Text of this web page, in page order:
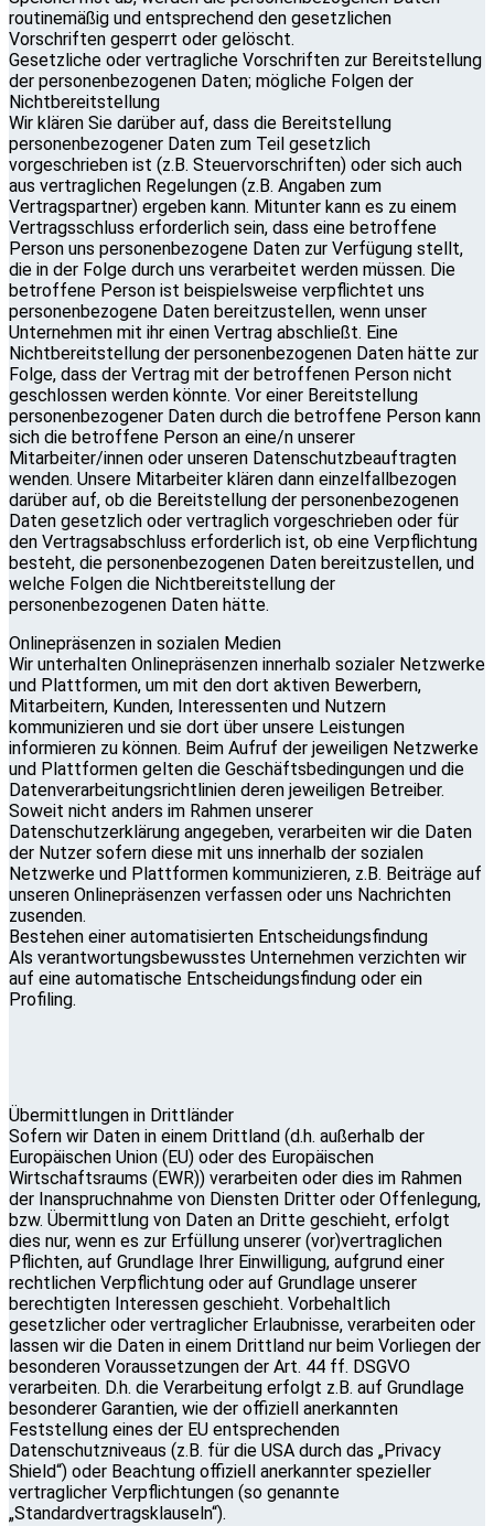
routinemäßig und entsprechend den gesetzlichen
Vorschriften gesperrt oder gelöscht.
Gesetzliche oder vertragliche Vorschriften zur Bereitstellung
der personenbezogenen Daten; mögliche Folgen der
Nichtbereitstellung
Wir klären Sie darüber auf, dass die Bereitstellung
personenbezogener Daten zum Teil gesetzlich
vorgeschrieben ist (z.B. Steuervorschriften) oder sich auch
aus vertraglichen Regelungen (z.B. Angaben zum
Vertragspartner) ergeben kann. Mitunter kann es zu einem
Vertragsschluss erforderlich sein, dass eine betroffene
Person uns personenbezogene Daten zur Verfügung stellt,
die in der Folge durch uns verarbeitet werden müssen. Die
betroffene Person ist beispielsweise verpflichtet uns
personenbezogene Daten bereitzustellen, wenn unser
Unternehmen mit ihr einen Vertrag abschließt. Eine
Nichtbereitstellung der personenbezogenen Daten hätte zur
Folge, dass der Vertrag mit der betroffenen Person nicht
geschlossen werden könnte. Vor einer Bereitstellung
personenbezogener Daten durch die betroffene Person kann
sich die betroffene Person an eine/n unserer
Mitarbeiter/innen oder unseren Datenschutzbeauftragten
wenden. Unsere Mitarbeiter klären dann einzelfallbezogen
darüber auf, ob die Bereitstellung der personenbezogenen
Daten gesetzlich oder vertraglich vorgeschrieben oder für
den Vertragsabschluss erforderlich ist, ob eine Verpflichtung
besteht, die personenbezogenen Daten bereitzustellen, und
welche Folgen die Nichtbereitstellung der
personenbezogenen Daten hätte.
Onlinepräsenzen in sozialen Medien
Wir unterhalten Onlinepräsenzen innerhalb sozialer Netzwerke
und Plattformen, um mit den dort aktiven Bewerbern,
Mitarbeitern, Kunden, Interessenten und Nutzern
kommunizieren und sie dort über unsere Leistungen
informieren zu können. Beim Aufruf der jeweiligen Netzwerke
und Plattformen gelten die Geschäftsbedingungen und die
Datenverarbeitungsrichtlinien deren jeweiligen Betreiber.
Soweit nicht anders im Rahmen unserer
Datenschutzerklärung angegeben, verarbeiten wir die Daten
der Nutzer sofern diese mit uns innerhalb der sozialen
Netzwerke und Plattformen kommunizieren, z.B. Beiträge auf
unseren Onlinepräsenzen verfassen oder uns Nachrichten
zusenden.
Bestehen einer automatisierten Entscheidungsfindung
Als verantwortungsbewusstes Unternehmen verzichten wir
auf eine automatische Entscheidungsfindung oder ein
Profiling.
Übermittlungen in Drittländer
Sofern wir Daten in einem Drittland (d.h. außerhalb der
Europäischen Union (EU) oder des Europäischen
Wirtschaftsraums (EWR)) verarbeiten oder dies im Rahmen
der Inanspruchnahme von Diensten Dritter oder Offenlegung,
bzw. Übermittlung von Daten an Dritte geschieht, erfolgt
dies nur, wenn es zur Erfüllung unserer (vor)vertraglichen
Pflichten, auf Grundlage Ihrer Einwilligung, aufgrund einer
rechtlichen Verpflichtung oder auf Grundlage unserer
berechtigten Interessen geschieht. Vorbehaltlich
gesetzlicher oder vertraglicher Erlaubnisse, verarbeiten oder
lassen wir die Daten in einem Drittland nur beim Vorliegen der
besonderen Voraussetzungen der Art. 44 ff. DSGVO
verarbeiten. D.h. die Verarbeitung erfolgt z.B. auf Grundlage
besonderer Garantien, wie der offiziell anerkannten
Feststellung eines der EU entsprechenden
Datenschutzniveaus (z.B. für die USA durch das „Privacy
Shield“) oder Beachtung offiziell anerkannter spezieller
vertraglicher Verpflichtungen (so genannte
„Standardvertragsklauseln“).